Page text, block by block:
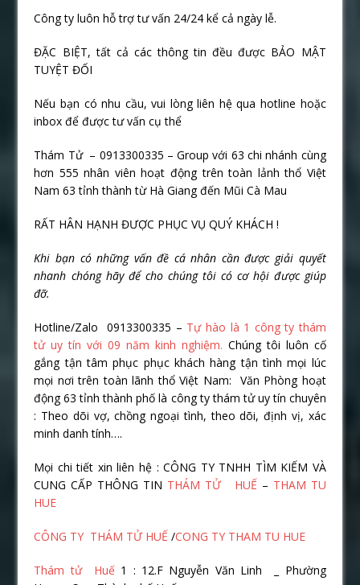
Công ty luôn hỗ trợ tư vấn 24/24 kể cả ngày lễ.
ĐẶC BIỆT, tất cả các thông tin đều được BẢO MẬT
TUYỆT ĐỐI
Nếu bạn có nhu cầu, vui lòng liên hệ qua hotline hoặc
inbox để được tư vấn cụ thể
Thám Tử – 0913300335 – Group với 63 chi nhánh cùng
hơn 555 nhân viên hoạt động trên toàn lảnh thổ Việt
Nam 63 tỉnh thành từ Hà Giang đến Mũi Cà Mau
RẤT HÂN HẠNH ĐƯỢC PHỤC VỤ QUÝ KHÁCH !
Khi bạn có những vấn đề cá nhân cần được giải quyết
nhanh chóng hãy đểcho chúng tôi có cơhội được giúp
đỡ.
Hotline/Zalo 0913300335 – Tự hào là 1 công ty thám
tử uy tín với 09 năm kinh nghiệm. Chúng tôi luôn cố
gắng tận tâm phục phục khách hàng tận tình mọi lúc
mọi nơi trên toàn lãnh thổ Việt Nam: Văn Phòng hoạt
động 63 tỉnh thành phố là công ty thám tử uy tín chuyên
: Theo dõi vợ, chồng ngoại tình, theo dõi, định vị, xác
minh danh tính….
Mọi chi tiết xin liên hệ : CÔNG TY TNHH TÌM KIẾM VÀ
CUNG CẤP THÔNG TIN THÁM TỬ HUẾ – THAM TU
HUE
CÔNG TY THÁM TỬ HUẾ/CONG TY THAM TU HUE
Thám tử Huế1 : 12.F Nguyễn Văn Linh _ Phường